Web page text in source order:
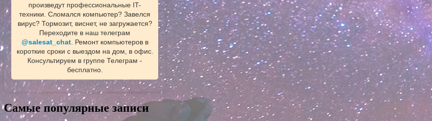
произведут профессиональные IT-
техники. Сломался компьютер? Завелся
вирус? Тормозит, виснет, не загружается?
Переходите в наш телеграм
@salesat_chat. Ремонт компьютеров в
короткие сроки с выездом на дом, в офис.
Консультируем в группе Телеграм -
бесплатно.
Самые популярные записи